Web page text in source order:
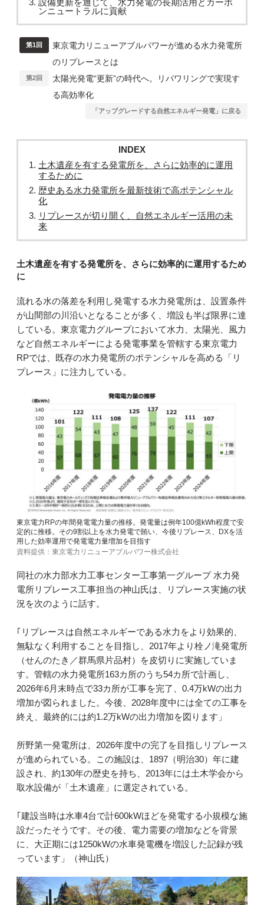
設備更新を通じて、水力発電の長期活用とカーボ
ンニュートラルに貢献
第1回
東京電力リニューアブルパワーが進める水力発電所
のリプレースとは
第2回
太陽光発電“更新”の時代へ。リパワリングで実現す
る高効率化
「アップグレードする自然エネルギー発電」に戻る
INDEX
土木遺産を有する発電所を、さらに効率的に運用
するために
歴史ある水力発電所を最新技術で高ポテンシャル
化
リプレースが切り開く、自然エネルギー活用の未
来
土木遺産を有する発電所を、さらに効率的に運用するため
に
流れる水の落差を利用し発電する水力発電所は、設置条件
が山間部の川沿いとなることが多く、増設も半ば限界に達
している。東京電力グループにおいて水力、太陽光、風力
など自然エネルギーによる発電事業を管轄する東京電力
RPでは、既存の水力発電所のポテンシャルを高める「リ
プレース」に注力している。
東京電力RPの年間発電電力量の推移。発電量は例年100億kWh程度で安
定的に推移。その9割以上を水力発電で賄い、今後リプレース、DXを活
用した効率運用で発電電力量増加を目指す
資料提供：東京電力リニューアブルパワー株式会社
同社の水力部水力工事センター工事第一グループ 水力発
電所リプレース工事担当の神山氏は、リプレース実施の状
況を次のように話す。
｢リプレースは自然エネルギーである水力をより効果的、
無駄なく利用することを目指し、2017年より栓ノ滝発電所
（せんのたき／群馬県片品村）を皮切りに実施していま
す。管轄の水力発電所163カ所のうち54カ所で計画し、
2026年6月末時点で33カ所が工事を完了、0.4万kWの出力
増加が図られました。今後、2028年度中には全ての工事を
終え、最終的には約1.2万kWの出力増加を図ります」
所野第一発電所は、2026年度中の完了を目指しリプレース
が進められている。この施設は、1897（明治30）年に建
設され、約130年の歴史を持ち、2013年には土木学会から
取水設備が「土木遺産」に選定されている。
｢建設当時は水車4台で計600kWほどを発電する小規模な施
設だったそうです。その後、電力需要の増加などを背景
に、大正期には1250kWの水車発電機を増設した記録が残
っています」（神山氏）